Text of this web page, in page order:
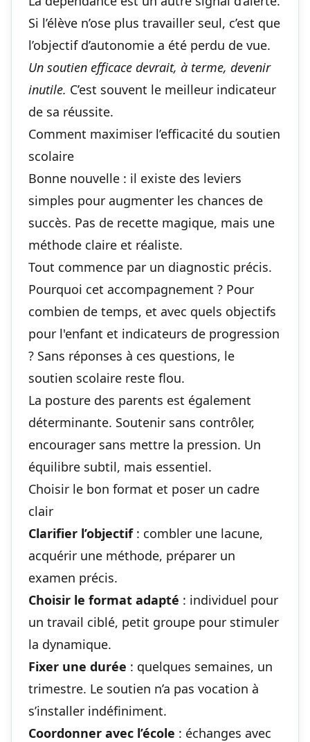
Si l’élève n’ose plus travailler seul, c’est que
l’objectif d’autonomie a été perdu de vue.
Un soutien efficace devrait, à terme, devenir
inutile. C’est souvent le meilleur indicateur
de sa réussite.
Comment maximiser l’efficacité du soutien
scolaire
Bonne nouvelle : il existe des leviers
simples pour augmenter les chances de
succès. Pas de recette magique, mais une
méthode claire et réaliste.
Tout commence par un diagnostic précis.
Pourquoi cet accompagnement ? Pour
combien de temps, et avec quels objectifs
pour l'enfant et indicateurs de progression
? Sans réponses à ces questions, le
soutien scolaire reste flou.
La posture des parents est également
déterminante. Soutenir sans contrôler,
encourager sans mettre la pression. Un
équilibre subtil, mais essentiel.
Choisir le bon format et poser un cadre
clair
Clarifier l’objectif: combler une lacune,
acquérir une méthode, préparer un
examen précis.
Choisir le format adapté : individuel pour
un travail ciblé, petit groupe pour stimuler
la dynamique.
Fixer une durée : quelques semaines, un
trimestre. Le soutien n’a pas vocation à
s’installer indéfiniment.
Coordonner avec l’école : échanges avec